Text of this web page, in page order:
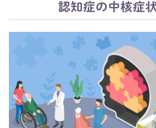
認知症の中核症